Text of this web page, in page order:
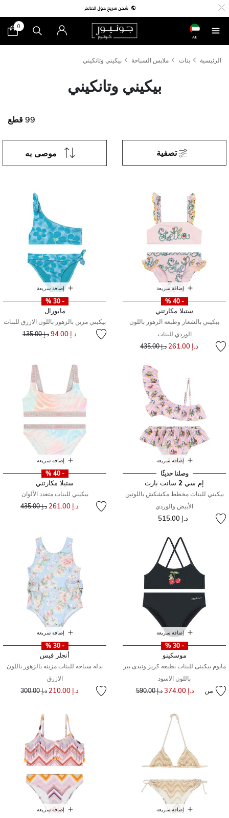
AE
0
الرئيسية بنات ملابس السباحة بيكيني وتانكيني
بيكيني وتانكيني
99 قطع
موصى به تصفية
إضافة سريعة
- 40 %
ستيلا مكارتني
بيكيني بالشعار وطبعة الزهور باللون
الوردي للبنات
د.إ 261.00 سعر مخفض مند.إ 435.00
إضافة سريعة
- 30 %
مايورال
بيكيني مزين بالزهور باللون الازرق للبنات
د.إ 94.00 سعر مخفض من
د.إ 135.00 إلى
إضافة سريعة
وصلنا حديثًا
إم سي 2 سانت بارث
بيكيني للبنات مخطط مكشكش باللونين
الأبيض والوردي
د.إ 515.00
إضافة سريعة
- 40 %
ستيلا مكارتني
بيكيني للبنات متعدد الألوان
د.إ 261.00 سعر مخفض من
د.إ 435.00 إلى
إضافة سريعة
- 30 %
موسكينو
مايوم بيكينى للبنات بطبعه كريز وتيدى بير
باللون الاسود
من د.إ 374.00 سعر مخفض مند.إ 590.00
إضافة سريعة
- 30 %
أنجلز فيس
بدله سباحه للبنات مزينه بالزهور باللون
الازرق
د.إ 210.00 سعر مخفض من
د.إ 300.00 إلى
إضافة سريعة إضافة سريعة